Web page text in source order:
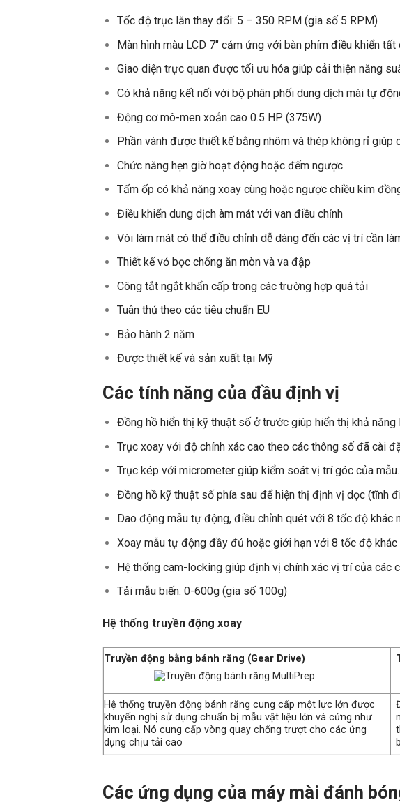
Tốc độ trục lăn thay đổi: 5 – 350 RPM (gia số 5 RPM)
Màn hình màu LCD 7″ cảm ứng với bàn phím điều khiển
Giao diện trực quan được tối ưu hóa giúp cải thiện năng
Có khả năng kết nối với bộ phân phối dung dịch mài tự
Động cơ mô-men xoắn cao 0.5 HP (375W)
Phần vành được thiết kế bằng nhôm và thép không rỉ
Chức năng hẹn giờ hoạt động hoặc đếm ngược
Tấm ốp có khả năng xoay cùng hoặc ngược chiều kim
Điều khiển dung dịch àm mát với van điều chỉnh
Vòi làm mát có thể điều chỉnh dễ dàng đến các vị trí cần
Thiết kế vỏ bọc chống ăn mòn và va đập
Công tắt ngắt khẩn cấp trong các trường hợp quá tải
Tuân thủ theo các tiêu chuẩn EU
Bảo hành 2 năm
Được thiết kế và sản xuất tại Mỹ
Các tính năng của đầu định vị
Đồng hồ hiển thị kỹ thuật số ở trước giúp hiển thị khả
Trục xoay với độ chính xác cao theo các thông số đã cài
Trục kép với micrometer giúp kiểm soát vị trí góc của
Đồng hồ kỹ thuật số phía sau để hiện thị định vị dọc
Dao động mẫu tự động, điều chỉnh quét với 8 tốc độ
Xoay mẫu tự động đầy đủ hoặc giới hạn với 8 tốc độ
Hệ thống cam-locking giúp định vị chính xác vị trí của
Tải mẫu biến: 0-600g (gia số 100g)
Hệ thống truyền động xoay
Truyền động bằng bánh răng (Gear Drive)
Hệ thống truyền động bánh răng cung cấp một lực lớn được
khuyến nghị sử dụng chuẩn bị mẫu vật liệu lớn và cứng như
kim loại. Nó cung cấp vòng quay chống trượt cho các ứng
dụng chịu tải cao
Các ứng dụng của máy mài đánh